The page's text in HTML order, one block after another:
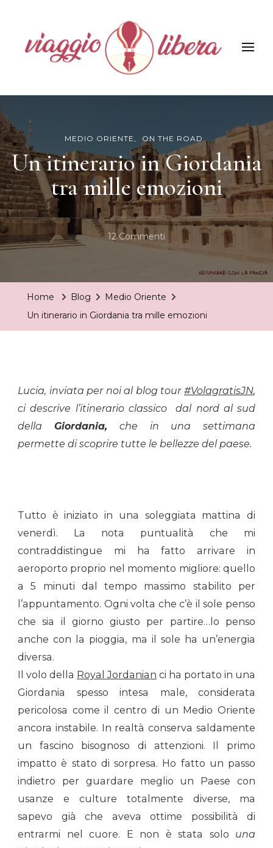
Viaggiolibera
MEDIO ORIENTE ON THE ROAD
Un itinerario in Giordania
tra mille emozioni
12 Commenti
Un
Itinerario
Home Blog
Medio Oriente
Un itinerario in Giordania tra mille emozioni
Lucia, inviata per noi al blog tour #VolagratisJN,
ci descrive l’itinerario classico dal nord al sud
della Giordania,che in una settimana
permette di scoprire tutte le bellezze del paese.
Tutto è iniziato in una soleggiata mattina di
venerdì. La nota puntualità che mi
contraddistingue mi ha fatto arrivare in
aeroporto proprio nel momento migliore: quello
a 5 minuti dal tempo massimo stabilito per
l’appuntamento. Ogni volta che c’è il sole penso
che sia il giorno giusto per partire…lo penso
anche con la pioggia, ma il sole ha un’energia
diversa.
Il volo della Royal Jordanian ci ha portato in una
Giordania spesso intesa male, considerata
pericolosa come il centro di un Medio Oriente
ancora instabile. In realtà conserva saldamente
un fascino bisognoso di attenzioni. Il primo
impatto è stato di sorpresa. Ho fatto un passo
indietro per guardare meglio un Paese con
usanze e culture totalmente diverse, ma
sapevo già che aveva ottime possibilità di
entrarmi nel cuore. E non è stata solo una